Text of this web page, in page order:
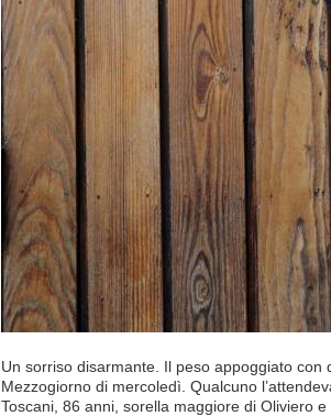
Un sorriso disarmante. Il peso appoggiato
Mezzogiorno di mercoledì. Qualcuno
Toscani, 86 anni, sorella maggiore di Oliviero